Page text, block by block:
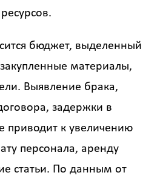
бюджет, выделенный
материалы,
Выявление брака,
задержки в
приводит к увеличению
персонала, аренду
статьи. По данным от